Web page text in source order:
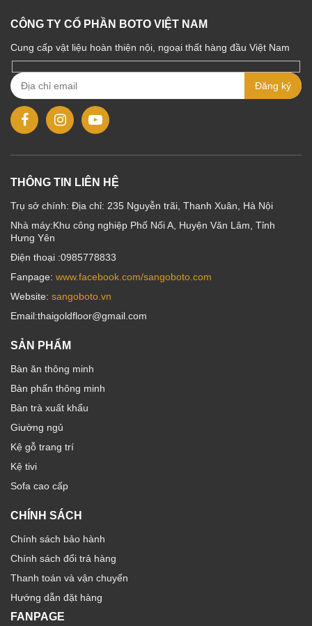
CÔNG TY CỔ PHẦN BOTO VIỆT NAM
Cung cấp vật liệu hoàn thiện nội, ngoại thất hàng đầu Việt Nam
THÔNG TIN LIÊN HỆ
Trụ sở chính: Địa chỉ: 235 Nguyễn trãi, Thanh Xuân, Hà Nội
Nhà máy:Khu công nghiệp Phố Nối A, Huyện Văn Lâm, Tỉnh
Hưng Yên
Điện thoại :0985778833
Fanpage: www.facebook.com/sangoboto.com
Website: sangoboto.vn
Email:thaigoldfloor@gmail.com
SẢN PHẨM
Bàn ăn thông minh
Bàn phấn thông minh
Bàn trà xuất khẩu
Giường ngủ
Kệ gỗ trang trí
Kệ tivi
Sofa cao cấp
CHÍNH SÁCH
Chính sách bảo hành
Chính sách đổi trả hàng
Thanh toán và vận chuyển
Hướng dẫn đặt hàng
FANPAGE